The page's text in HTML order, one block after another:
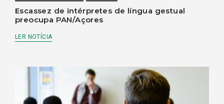
Escassez de intérpretes de língua gestual
preocupa PAN/Açores
LER NOTÍCIA